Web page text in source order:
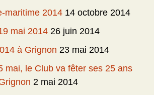
maritime 2014 14 octobre 2014
mai 2014 26 juin 2014
à Grignon 23 mai 2014
mai, le Club va fêter ses 25 ans
2 mai 2014